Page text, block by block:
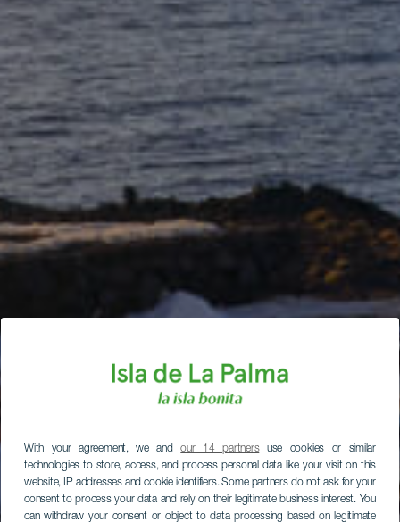
With your agreement, we andour 14 partnersuse cookies or similar
technologies to store, access, and process personal data like your visit on this
website, IP addresses and cookie identifiers. Some partners do not ask for your
consent to process your data and rely on their legitimate business interest. You
can withdraw your consent or object to data processing based on legitimate